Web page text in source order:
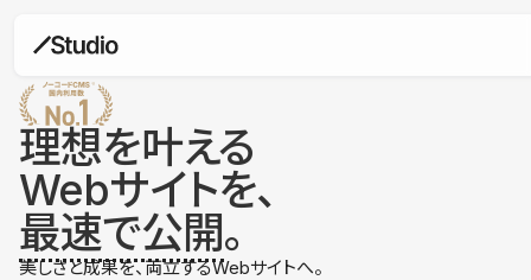
理想を叶える
Webサイトを、
最速で公開。
美しさと成果を、両立するWebサイトへ。